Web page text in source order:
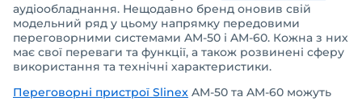
аудіообладнання. Нещодавно бренд оновив свій
модельний ряд у цьому напрямку передовими
переговорними системами AM-50 і AM-60. Кожна з них
має свої переваги та функції, а також розвинені сферу
використання та технічні характеристики.
Переговорні пристрої Slinex AM-50 та AM-60 можуть